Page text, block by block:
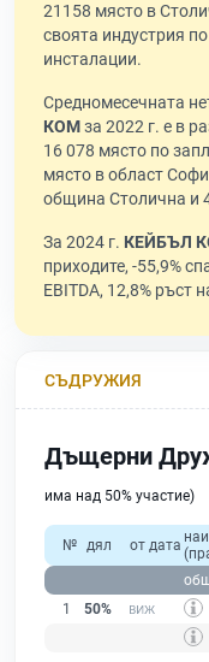
21158 място в
своята индустрия
инсталации.
Средномесечната
КОМза 2022 г. е в
16 078 място по
място в област
община Столична и
За 2024 г. КЕЙБЪЛ
приходите, -55,9%
EBITDA, 12,8% ръст
СЪДРУЖИЯ
Дъщерни
има над 50% участие)
№ дял от дата
1
50%